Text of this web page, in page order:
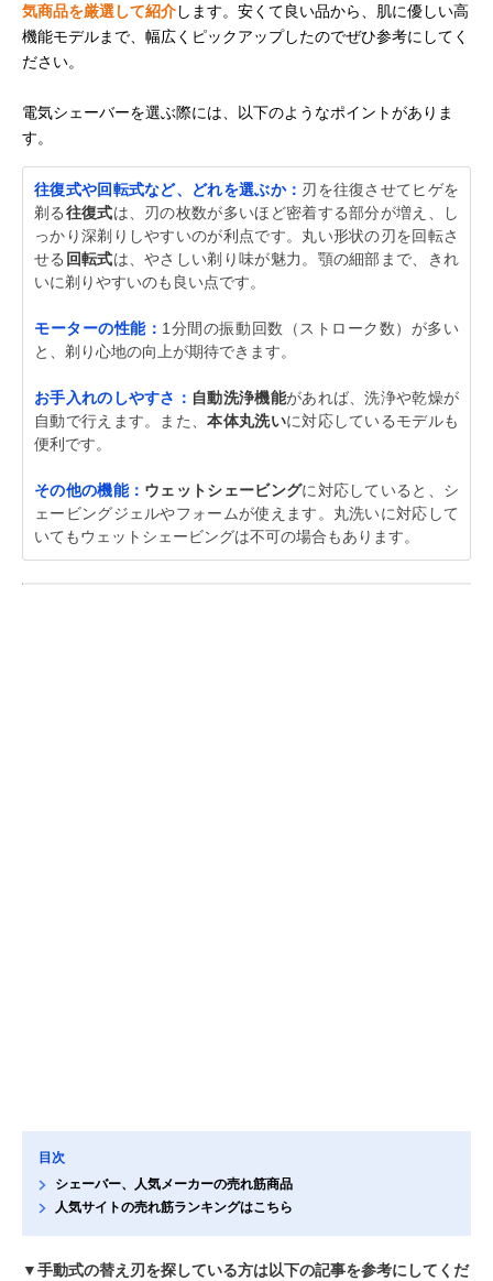
気商品を厳選して紹介します。安くて良い品から、肌に優しい高
機能モデルまで、幅広くピックアップしたのでぜひ参考にしてく
ださい。
電気シェーバーを選ぶ際には、以下のようなポイントがありま
す。
往復式や回転式など、どれを選ぶか： 刃を往復させてヒゲを
剃る往復式は、刃の枚数が多いほど密着する部分が増え、し
っかり深剃りしやすいのが利点です。丸い形状の刃を回転さ
せる 回転式は、やさしい剃り味が魅力。顎の細部まで、きれ
いに剃りやすいのも良い点です。
モーターの性能： 1分間の振動回数（ストローク数）が多い
と、剃り心地の向上が期待できます。
お手入れのしやすさ： 自動洗浄機能があれば、洗浄や乾燥が
自動で行えます。また、本体丸洗いに対応しているモデルも
便利です。
その他の機能： ウェットシェービングに対応していると、シ
ェービングジェルやフォームが使えます。丸洗いに対応して
いてもウェットシェービングは不可の場合もあります。
目次
シェーバー、人気メーカーの売れ筋商品
人気サイトの売れ筋ランキングはこちら
▼手動式の替え刃を探している方は以下の記事を参考にしてくだ